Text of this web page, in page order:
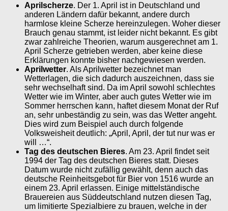
Aprilscherze. Der 1. April ist in Deutschland und
anderen Ländern dafür bekannt, andere durch
harmlose kleine Scherze hereinzulegen. Woher dieser
Brauch genau stammt, ist leider nicht bekannt. Es gibt
zwar zahlreiche Theorien, warum ausgerechnet am 1.
April Scherze getrieben werden, aber keine diese
Erklärungen konnte bisher nachgewiesen werden.
Aprilwetter. Als Aprilwetter bezeichnet man
Wetterlagen, die sich dadurch auszeichnen, dass sie
sehr wechselhaft sind. Da im April sowohl schlechtes
Wetter wie im Winter, aber auch gutes Wetter wie im
Sommer herrschen kann, haftet diesem Monat der Ruf
an, sehr unbeständig zu sein, was das Wetter angeht.
Dies wird zum Beispiel auch durch folgende
Volksweisheit deutlich: „April, April, der tut nur was er
will …“.
Tag des deutschen Bieres. Am 23. April findet seit
1994 der Tag des deutschen Bieres statt. Dieses
Datum wurde nicht zufällig gewählt, denn auch das
deutsche Reinheitsgebot für Bier von 1516 wurde an
einem 23. April erlassen. Einige mittelständische
Brauereien aus Süddeutschland nutzen diesen Tag,
um limitierte Spezialbiere zu brauen, welche in der